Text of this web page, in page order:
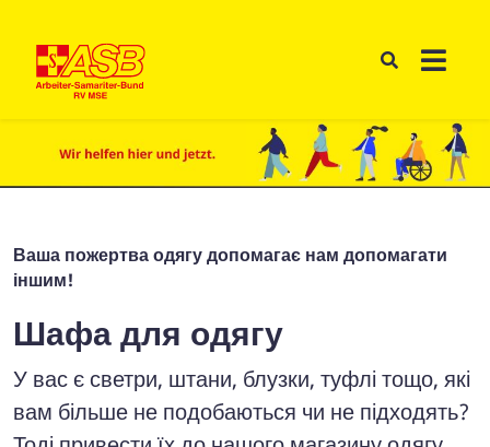
Ваша пожертва одягу допомагає нам допомагати
іншим!
Шафа для одягу
У вас є светри, штани, блузки, туфлі тощо, які
вам більше не подобаються чи не підходять?